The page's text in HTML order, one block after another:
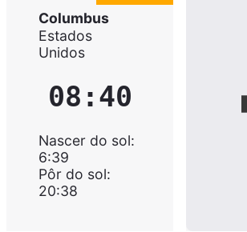
Columbus
Estados
Unidos
08:40
Nascer do sol:
6:39
Pôr do sol:
20:38